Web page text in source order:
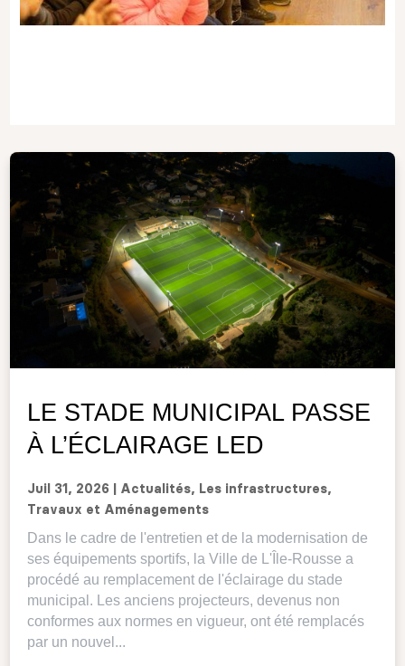
LE STADE MUNICIPAL PASSE
À L’ÉCLAIRAGE LED
Juil 31, 2026 Actualités, Les infrastructures,
Travaux et Aménagements
Dans le cadre de l'entretien et de la modernisation de
ses équipements sportifs, la Ville de L'Île-Rousse a
procédé au remplacement de l'éclairage du stade
municipal. Les anciens projecteurs, devenus non
conformes aux normes en vigueur, ont été remplacés
par un nouvel...